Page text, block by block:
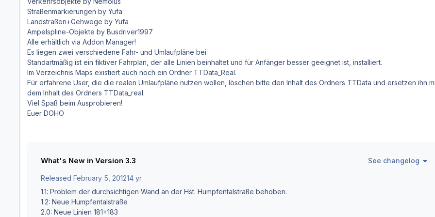
Straßenmarkierungen by Yufa
Landstraßen+Gehwege by Yufa
Ampelspline-Objekte by Busdriver1997
Alle erhältlich via Addon Manager!
Es liegen zwei verschiedene Fahr- und Umlaufpläne bei:
Standartmäßig ist ein fiktiver Fahrplan, der alle Linien beinhaltet und für Anfänger besser geeignet ist, installiert.
Im Verzeichnis Maps existiert auch noch ein Ordner TTData_Real.
Für erfahrene User, die die realen Umlaufpläne nutzen wollen, löschen bitte den Inhalt des Ordners TTData und ersetzen ihn
dem Inhalt des Ordners TTData_real.
Viel Spaß beim Ausprobieren!
Euer DOHO
What's New in Version 3.3 See changelog
Released February 5, 201214 yr
1.1: Problem der durchsichtigen Wand an der Hst. Humpfentalstraße behoben.
1.2: Neue Humpfentalstraße
2.0: Neue Linien 181+183